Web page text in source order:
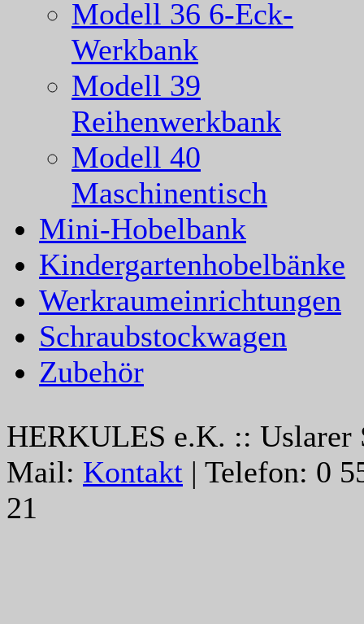
Modell 36 6-Eck-
Werkbank
Modell 39
Reihenwerkbank
Modell 40
Maschinentisch
Mini-Hobelbank
Kindergartenhobelbänke
Werkraumeinrichtungen
Schraubstockwagen
Zubehör
HERKULES e.K. :: Uslarer
Mail: Kontakt | Telefon: 0
21